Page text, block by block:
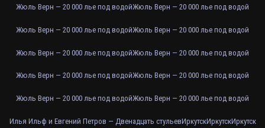
Жюль Верн — 20 000 лье под водойЖюль Верн — 20 000 лье под водой
Жюль Верн — 20 000 лье под водойЖюль Верн — 20 000 лье под водой
Жюль Верн — 20 000 лье под водойЖюль Верн — 20 000 лье под водой
Жюль Верн — 20 000 лье под водойЖюль Верн — 20 000 лье под водой
Жюль Верн — 20 000 лье под водойЖюль Верн — 20 000 лье под водой
Илья Ильф и Евгений Петров — Двенадцать стульевИркутскИркутскИркутск